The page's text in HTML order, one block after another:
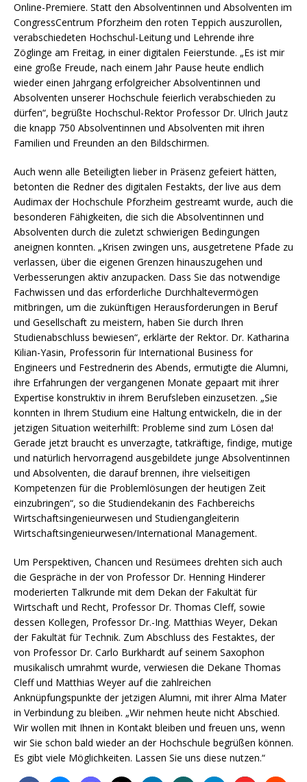
Online-Premiere. Statt den Absolventinnen und Absolventen im
CongressCentrum Pforzheim den roten Teppich auszurollen,
verabschiedeten Hochschul-Leitung und Lehrende ihre
Zöglinge am Freitag, in einer digitalen Feierstunde. „Es ist mir
eine große Freude, nach einem Jahr Pause heute endlich
wieder einen Jahrgang erfolgreicher Absolventinnen und
Absolventen unserer Hochschule feierlich verabschieden zu
dürfen“, begrüßte Hochschul-Rektor Professor Dr. Ulrich Jautz
die knapp 750 Absolventinnen und Absolventen mit ihren
Familien und Freunden an den Bildschirmen.
Auch wenn alle Beteiligten lieber in Präsenz gefeiert hätten,
betonten die Redner des digitalen Festakts, der live aus dem
Audimax der Hochschule Pforzheim gestreamt wurde, auch die
besonderen Fähigkeiten, die sich die Absolventinnen und
Absolventen durch die zuletzt schwierigen Bedingungen
aneignen konnten. „Krisen zwingen uns, ausgetretene Pfade zu
verlassen, über die eigenen Grenzen hinauszugehen und
Verbesserungen aktiv anzupacken. Dass Sie das notwendige
Fachwissen und das erforderliche Durchhaltevermögen
mitbringen, um die zukünftigen Herausforderungen in Beruf
und Gesellschaft zu meistern, haben Sie durch Ihren
Studienabschluss bewiesen“, erklärte der Rektor. Dr. Katharina
Kilian-Yasin, Professorin für International Business for
Engineers und Festrednerin des Abends, ermutigte die Alumni,
ihre Erfahrungen der vergangenen Monate gepaart mit ihrer
Expertise konstruktiv in ihrem Berufsleben einzusetzen. „Sie
konnten in Ihrem Studium eine Haltung entwickeln, die in der
jetzigen Situation weiterhilft: Probleme sind zum Lösen da!
Gerade jetzt braucht es unverzagte, tatkräftige, findige, mutige
und natürlich hervorragend ausgebildete junge Absolventinnen
und Absolventen, die darauf brennen, ihre vielseitigen
Kompetenzen für die Problemlösungen der heutigen Zeit
einzubringen“, so die Studiendekanin des Fachbereichs
Wirtschaftsingenieurwesen und Studiengangleiterin
Wirtschaftsingenieurwesen/International Management.
Um Perspektiven, Chancen und Resümees drehten sich auch
die Gespräche in der von Professor Dr. Henning Hinderer
moderierten Talkrunde mit dem Dekan der Fakultät für
Wirtschaft und Recht, Professor Dr. Thomas Cleff, sowie
dessen Kollegen, Professor Dr.-Ing. Matthias Weyer, Dekan
der Fakultät für Technik. Zum Abschluss des Festaktes, der
von Professor Dr. Carlo Burkhardt auf seinem Saxophon
musikalisch umrahmt wurde, verwiesen die Dekane Thomas
Cleff und Matthias Weyer auf die zahlreichen
Anknüpfungspunkte der jetzigen Alumni, mit ihrer Alma Mater
in Verbindung zu bleiben. „Wir nehmen heute nicht Abschied.
Wir wollen mit Ihnen in Kontakt bleiben und freuen uns, wenn
wir Sie schon bald wieder an der Hochschule begrüßen können.
Es gibt viele Möglichkeiten. Lassen Sie uns diese nutzen.“